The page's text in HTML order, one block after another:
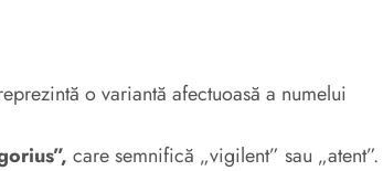
o variantă afectuoasă a numelui
care semnifică „vigilent” sau „atent”.